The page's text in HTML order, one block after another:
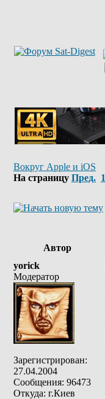
Вокруг Apple и iOS
На страницу Пред. 1
Автор
yorick
Модератор
Зарегистрирован:
27.04.2004
Сообщения: 96473
Откуда: г.Киев